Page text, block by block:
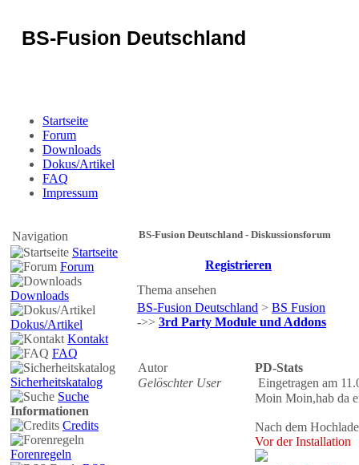
BS-Fusion Deutschland
Startseite
Forum
Downloads
Dokus/Artikel
FAQ
Impressum
Navigation
Startseite
Forum
Downloads
Dokus/Artikel
Kontakt
FAQ
Sicherheitskatalog
Suche
Informationen
Credits
Forenregeln
BS-Fusion Deutschland - Diskussionsforum
Registrieren
Thema ansehen
BS-Fusion Deutschland > BS Fusion
->> 3rd Party Module und Addons
Autor
PD-Stats
Gelöschter User
Eingetragen am
Moin Moin,hab da
Nach dem
Vor der Installation